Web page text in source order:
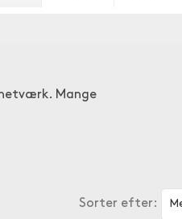
Mange
Sorter efter: